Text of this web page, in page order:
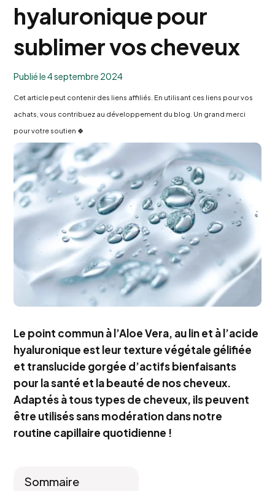
hyaluronique pour
sublimer vos cheveux
Publié le 4 septembre 2024
Cet article peut contenir des liens affiliés. En utilisant ces liens pour vos
achats, vous contribuez au développement du blog. Un grand merci
pour votre soutien 🍀
Le point commun à l’Aloe Vera, au lin et à l’acide
hyaluronique est leur texture végétale gélifiée
et translucide gorgée d’actifs bienfaisants
pour la santé et la beauté de nos cheveux.
Adaptés à tous types de cheveux, ils peuvent
être utilisés sans modération dans notre
routine capillaire quotidienne !
Sommaire